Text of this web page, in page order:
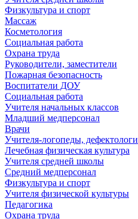
Физкультура и спорт
Массаж
Косметология
Социальная работа
Охрана труда
Руководители, заместители
Пожарная безопасность
Воспитатели ДОУ
Социальная работа
Учителя начальных классов
Младший медперсонал
Врачи
Учителя-логопеды, дефектологи
Лечебная физическая культура
Учителя средней школы
Средний медперсонал
Физкультура и спорт
Учителя физической культуры
Педагогика
Охрана труда